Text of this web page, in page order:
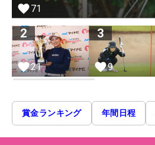
71
2
21
3
9
賞金ランキング 年間日程